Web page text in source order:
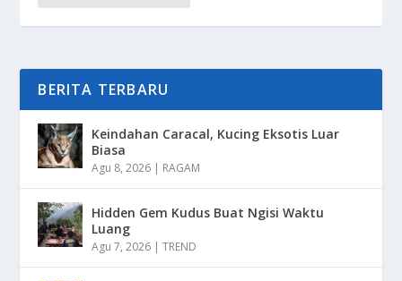
BERITA TERBARU
Keindahan Caracal, Kucing Eksotis Luar
Biasa
Agu 8, 2026 | RAGAM
Hidden Gem Kudus Buat Ngisi Waktu
Luang
Agu 7, 2026 |TREND